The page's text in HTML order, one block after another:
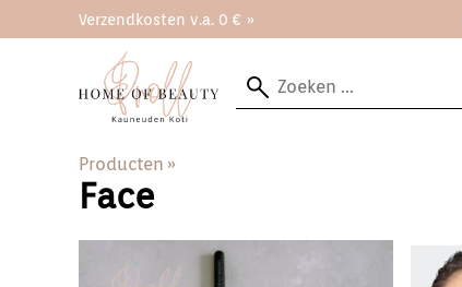
Verzendkosten v.a. 0 € »
Producten ‪»
Face